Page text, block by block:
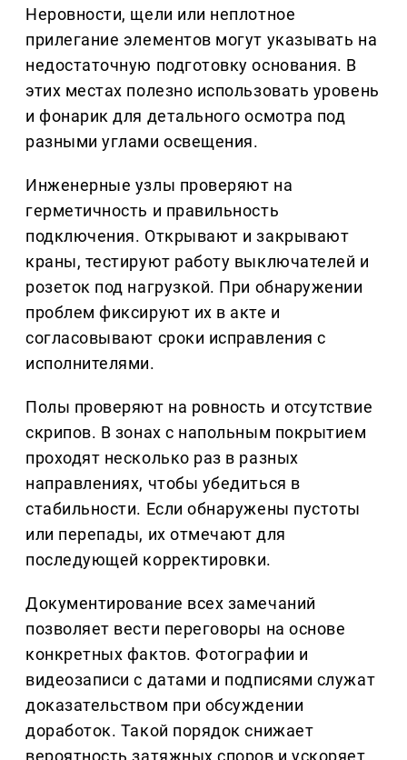
Неровности, щели или неплотное
прилегание элементов могут указывать на
недостаточную подготовку основания. В
этих местах полезно использовать уровень
и фонарик для детального осмотра под
разными углами освещения.
Инженерные узлы проверяют на
герметичность и правильность
подключения. Открывают и закрывают
краны, тестируют работу выключателей и
розеток под нагрузкой. При обнаружении
проблем фиксируют их в акте и
согласовывают сроки исправления с
исполнителями.
Полы проверяют на ровность и отсутствие
скрипов. В зонах с напольным покрытием
проходят несколько раз в разных
направлениях, чтобы убедиться в
стабильности. Если обнаружены пустоты
или перепады, их отмечают для
последующей корректировки.
Документирование всех замечаний
позволяет вести переговоры на основе
конкретных фактов. Фотографии и
видеозаписи с датами и подписями служат
доказательством при обсуждении
доработок. Такой порядок снижает
вероятность затяжных споров и ускоряет